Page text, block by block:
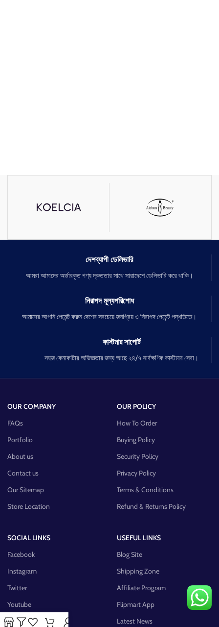
দেশব্যাপী ডেলিভারি
আমরা আমাদের অর্ডারকৃত পণ্য দ্রুততার সাথে সারাদেশে ডেলিভারি করে থাকি।
নিরাপদ মূল্যপরিশোধ
আমাদের আপনি পেমেন্ট করুন দেশের সবচেয়ে জনপ্রিয় ও নিরাপদ পেমেন্ট পদ্ধতিতে।
কাস্টমার সাপোর্ট
সহজ কেনাকাটার অভিজ্ঞতার জন্য আছে ২৪/৭ সার্বক্ষণিক কাস্টমার সেবা।
OUR COMPANY
FAQs
Portfolio
About us
Contact us
Our Sitemap
Store Location
OUR POLICY
How To Order
Buying Policy
Security Policy
Privacy Policy
Terms & Conditions
Refund & Returns Policy
SOCIAL LINKS
Facebook
Instagram
Twitter
Youtube
Pinterest
USEFUL LINKS
Blog Site
Shipping Zone
Affiliate Program
Flipmart App
Latest News